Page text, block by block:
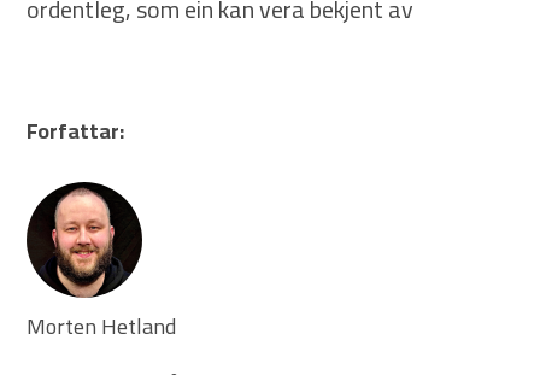
ordentleg, som ein kan vera bekjent av
Forfattar:
Morten Hetland